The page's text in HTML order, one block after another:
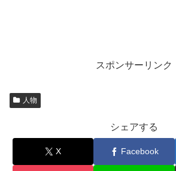
スポンサーリンク
人物
シェアする
X Facebook